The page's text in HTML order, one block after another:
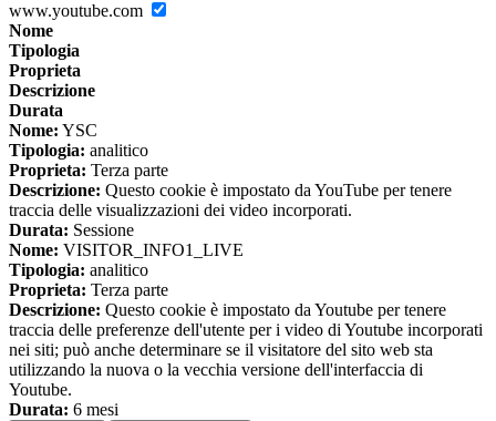
www.youtube.com
Nome
Tipologia
Proprieta
Descrizione
Durata
Nome: YSC
Tipologia: analitico
Proprieta: Terza parte
Descrizione: Questo cookie è impostato da YouTube per tenere
traccia delle visualizzazioni dei video incorporati.
Durata: Sessione
Nome: VISITOR_INFO1_LIVE
Tipologia: analitico
Proprieta: Terza parte
Descrizione: Questo cookie è impostato da Youtube per tenere
traccia delle preferenze dell'utente per i video di Youtube incorporati
nei siti; può anche determinare se il visitatore del sito web sta
utilizzando la nuova o la vecchia versione dell'interfaccia di
Youtube.
Durata: 6 mesi